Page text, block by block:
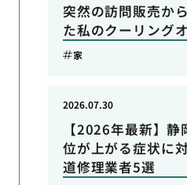
突然の訪問販売か
た私のクーリング
家
【2026年最新】
位が上がる症状に
道修理業者5選
2026.07.30